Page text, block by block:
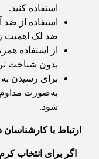
استفاده کنید.
استفاده از
ضد لک اهمیت
از استفاده
بدون شناخت
برای رسیدن
به‌صورت
شود.
ارتباط با کارشناسان
اگر برای انتخاب